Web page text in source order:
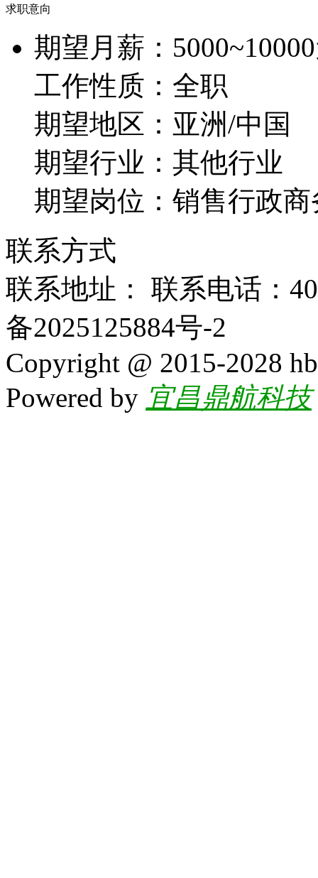
求职意向
期望月薪：
工作性质： 全职
期望地区： 亚洲/中国
期望行业： 其他行业
期望岗位： 销售行政
联系方式
联系地址： 联系电话：
备2025125884号-2
Copyright @ 2015-2028
Powered by 宜昌鼎航科技